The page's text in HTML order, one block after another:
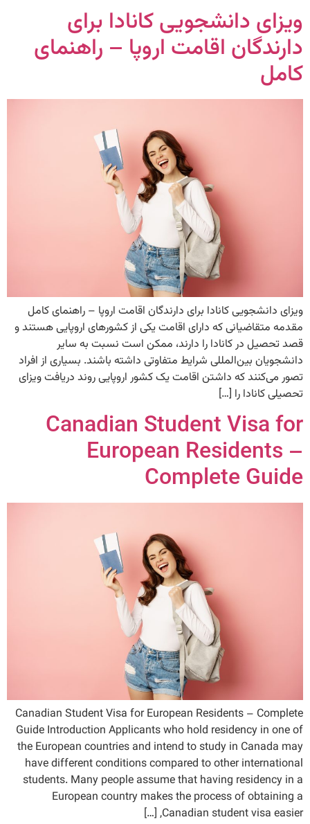
ویزای دانشجویی کانادا برای
دارندگان اقامت اروپا – راهنمای
کامل
ویزای دانشجویی کانادا برای دارندگان اقامت اروپا – راهنمای کامل
مقدمه متقاضیانی که دارای اقامت یکی از کشورهای اروپایی هستند و
قصد تحصیل در کانادا را دارند، ممکن است نسبت به سایر
دانشجویان بین‌المللی شرایط متفاوتی داشته باشند. بسیاری از افراد
تصور می‌کنند که داشتن اقامت یک کشور اروپایی روند دریافت ویزای
تحصیلی کانادا را […]
Canadian Student Visa for
European Residents –
Complete Guide
Canadian Student Visa for European Residents – Complete
Guide Introduction Applicants who hold residency in one of
the European countries and intend to study in Canada may
have different conditions compared to other international
students. Many people assume that having residency in a
European country makes the process of obtaining a
Canadian student visa easier, […]